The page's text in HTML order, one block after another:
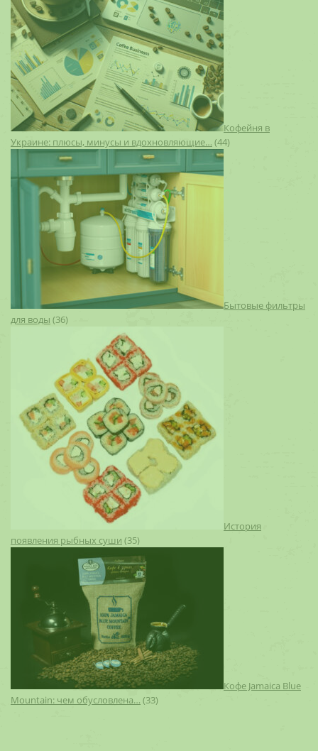
Кофейня в
Украине: плюсы, минусы и вдохновляющие… (44)
Бытовые фильтры
для воды (36)
История
появления рыбных суши (35)
Кофе Jamaica Blue
Mountain: чем обусловлена… (33)